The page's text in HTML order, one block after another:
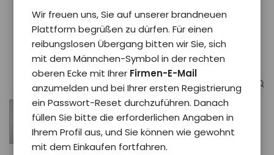
Wir freuen uns, Sie auf unserer brandneuen
Plattform begrüßen zu dürfen. Für einen
reibungslosen Übergang bitten wir Sie, sich
mit dem Männchen-Symbol in der rechten
oberen Ecke mit Ihrer Firmen-E-Mail
anzumelden und bei Ihrer ersten Registrierung
ein Passwort-Reset durchzuführen. Danach
füllen Sie bitte die erforderlichen Angaben in
Ihrem Profil aus, und Sie können wie gewohnt
mit dem Einkaufen fortfahren.